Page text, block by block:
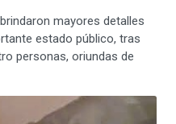
mayores detalles
estado público, tras
personas, oriundas de